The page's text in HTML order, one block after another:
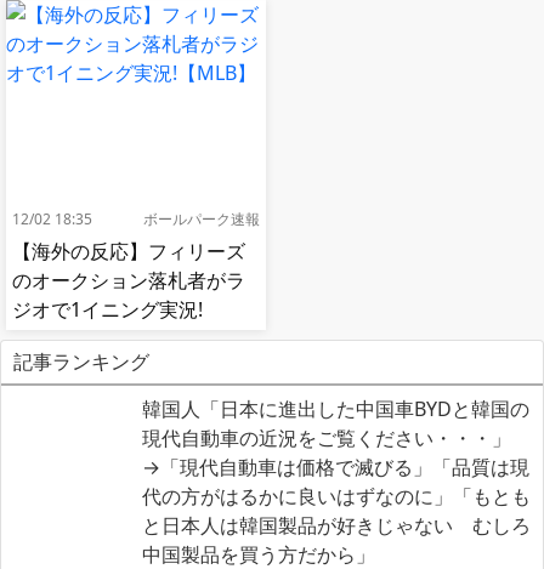
12/02 18:35 ボールパーク速報
【海外の反応】フィリーズ
のオークション落札者がラ
ジオで1イニング実況!
【MLB】
記事ランキング
韓国人「日本に進出した中国車BYDと韓国の
現代自動車の近況をご覧ください・・・」
→「現代自動車は価格で滅びる」「品質は現
代の方がはるかに良いはずなのに」「もとも
と日本人は韓国製品が好きじゃない むしろ
中国製品を買う方だから」